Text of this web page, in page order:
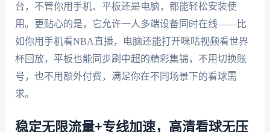
台，不管你用手机、平板还是电脑，都能轻松安装使
用。更贴心的是，它允许一人多端设备同时在线——比
如你用手机看NBA直播，电脑还能打开咪咕视频看世界
杯回放，平板也能同步刷中超的精彩集锦，不用切换账
号，也不用额外付费，满足你在不同场景下的看球需
求。
稳定无限流量+专线加速，高清看球无压